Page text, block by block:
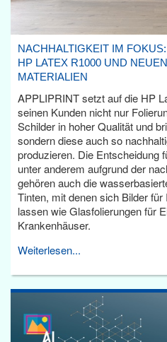
NACHHALTIGKEIT IM
HP LATEX R1000 UND
MATERIALIEN
APPLIPRINT setzt auf die HP
seinen Kunden nicht nur
Schilder in hoher Qualität und
sondern diese auch so
produzieren. Die Entscheidung
unter anderem aufgrund der
gehören auch die
Tinten, mit denen sich Bilder
lassen wie Glasfolierungen für
Krankenhäuser.
Weiterlesen...